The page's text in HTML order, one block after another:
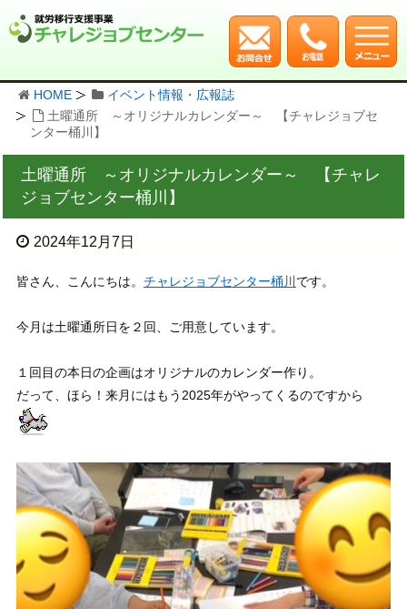
HOME
イベント情報・広報誌
土曜通所 ～オリジナルカレンダー～ 【チャレジョブセ
ンター桶川】
土曜通所 ～オリジナルカレンダー～ 【チャレ
ジョブセンター桶川】
2024年12月7日
皆さん、こんにちは。 チャレジョブセンター桶川 です。
今月は土曜通所日を２回、ご用意しています。
１回目の本日の企画はオリジナルのカレンダー作り。
だって、ほら！来月にはもう2025年がやってくるのですから